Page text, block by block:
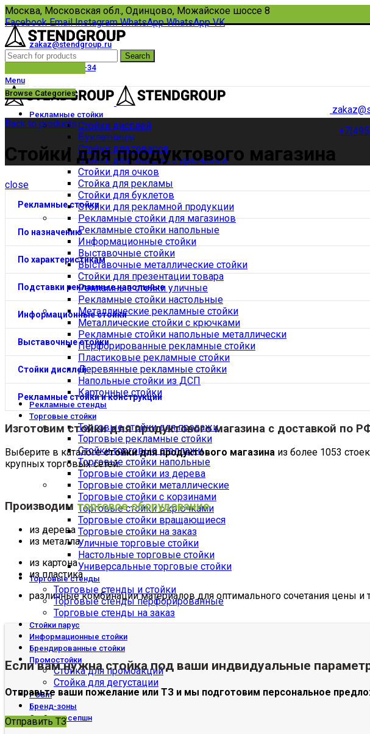
Москва, Московская обл., Одинцово, Можайское шоссе 8
Facebook Email Instagram WhatsApp WhatsApp VK
zakaz@stendgroup.ru
8(495)108-33-17
+7 (910) 434-67-34
Пн-Пт с 10:00 до 18:00
Search
Menu
Browse Categories
Рекламные стойки
Стойки дисплей
Буклетницы
Стойки для товаров
Стойки для товаров с крючками
Стойки для очков
Стойка для рекламы
Стойки для буклетов
Стойки для рекламной продукции
Рекламные стойки для магазинов
Рекламные стойки напольные
Информационные стойки
Выставочные стойки
Выставочные металлические стойки
Стойки для презентации товара
Рекламные стойки уличные
Рекламные стойки настольные
Металлические рекламные стойки
Металлические стойки с крючками
Рекламные стойки напольные металлически
Перфорированные рекламные стойки
Пластиковые рекламные стойки
Деревянные рекламные стойки
Напольные стойки из ДСП
Картонные стойки
Рекламные стенды
Торговые стойки
Торговые стойки для продажи
Торговые рекламные стойки
Стойки торговые стеллажи
Торговые стойки напольные
Торговые стойки из дерева
Торговые стойки металлические
Торговые стойки с корзинами
Торговые стойки с крючками
Торговые стойки вращающиеся
Торговые стойки на заказ
Уличные торговые стойки
Настольные торговые стойки
Универсальные торговые стойки
Торговые стенды
Торговые стенды и стойки
Торговые стенды перфорированные
Торговые стенды на заказ
Стойки парус
Информационные стойки
Брендированные стойки
Промостойки
Стойка для промоакций
Стойка для дегустации
POSm
Бренд-зоны
Стойки ресепшн
Back to products
Стойки для продуктового магазина
close
Рекламные стойки
По назначению
По характеристикам
Подставки рекламные напольные
Информационные стойки
Выставочные стойки
Стойки дисплей
Рекламные стойки и конструкции
Изготовим стойки для продуктового магазина с доставкой по
Выберите в каталогестойки для продуктового магазина из более 1053
крупных торговых сетей.
Производим торговое оборудование
из дерева
из металла
из картона
из пластика
различные комбинации материалов для оптимального сочетания цены и
Если вам нужна стойка под ваши индвидуальные
Отправьте ваши пожелание или ТЗ и мы подготовим персональное
Отправить ТЗ